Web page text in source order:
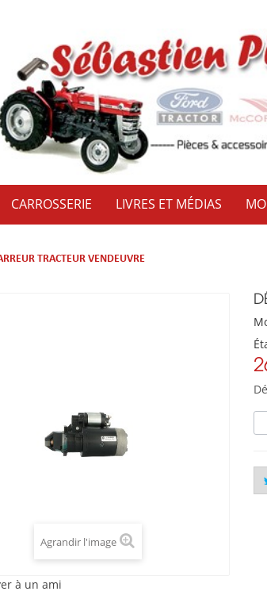
CARROSSERIE LIVRES ET MÉDIAS
TRACTEUR VENDEUVRE
Agrandir l'image
à un ami